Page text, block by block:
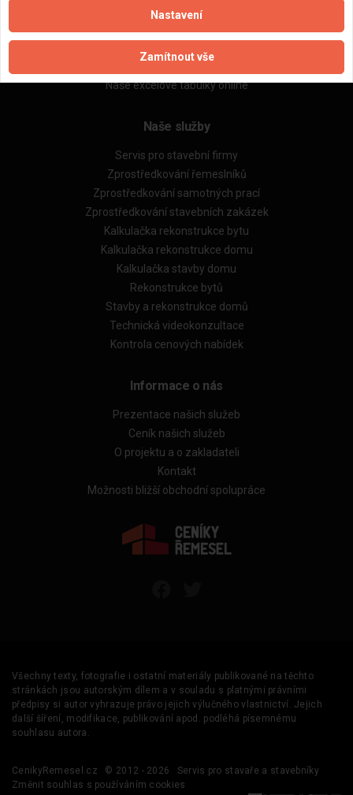
Zásady pro používání souborů cookie
Naše excelové tabulky online
Naše služby
Servis pro stavební firmy
Zprostředkování řemeslníků
Zprostředkování samotných prací
Zprostředkování stavebních zakázek
Kalkulačka rekonstrukce bytu
Kalkulačka rekonstrukce domu
Kalkulačka stavby domu
Rekonstrukce bytů
Stavby a rekonstrukce domů
Technická videokonzultace
Kontrola cenových nabídek
Informace o nás
Prezentace našich služeb
Ceník našich služeb
O projektu a o zakladateli
Kontakt
Možnosti bližší obchodní spolupráce
Všechny texty, fotografie i ostatní materiály publikované na těchto
stránkách jsou autorským dílem a v souladu s platnými právními
předpisy si autor vyhrazuje právo jejich výlučného vlastnictví. Jejich
další šíření, modifikace, publikování apod. podléhá písemnému
souhlasu autora.
CenikyRemesel.cz © 2012 - 2026
Servis pro stavaře a stavebníky
Změnit souhlas s používáním cookies
Nastavení
Zamítnout vše